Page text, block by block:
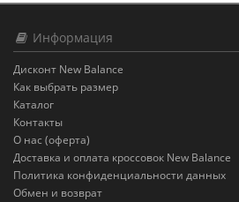
Информация
Дисконт New Balance
Как выбрать размер
Каталог
Контакты
О нас (оферта)
Доставка и оплата кроссовок New Balance
Политика конфиденциальности данных
Обмен и возврат